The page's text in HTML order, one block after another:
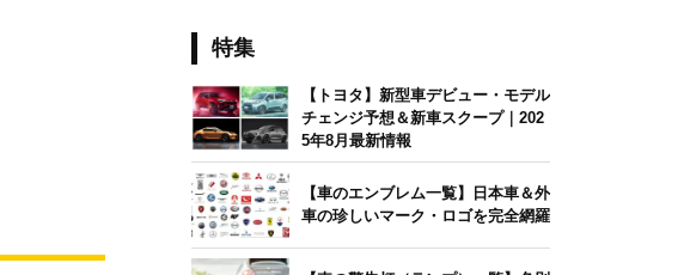
特集
【トヨタ】新型車デビュー・モデル
チェンジ予想＆新車スクープ｜202
5年8月最新情報
【車のエンブレム一覧】日本車＆外
車の珍しいマーク・ロゴを完全網羅